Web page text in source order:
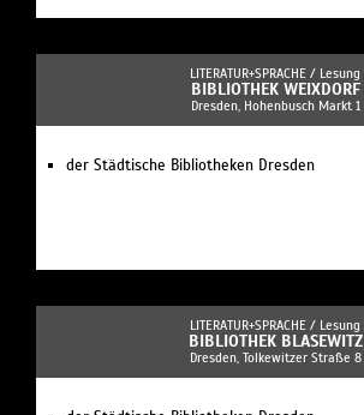
LITERATUR+SPRACHE / Lesung
BIBLIOTHEK WEIXDORF
Dresden, Hohenbusch Markt 1
der Städtische Bibliotheken Dresden
LITERATUR+SPRACHE / Lesung
BIBLIOTHEK BLASEWITZ
Dresden, Tolkewitzer Straße 8